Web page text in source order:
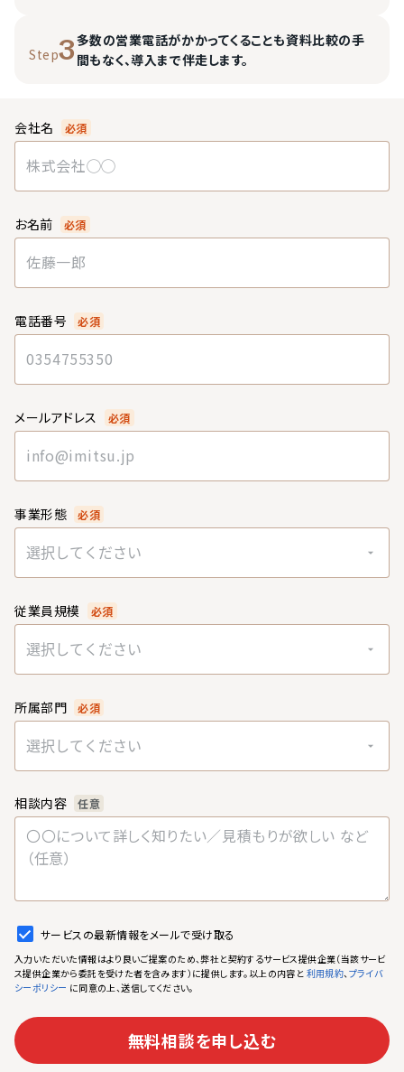
Step3多数の営業電話がかかってくることも資料比較の手
間もなく、導入まで伴走します。
会社名 必須
お名前 必須
電話番号 必須
メールアドレス 必須
事業形態 必須
選択してください
従業員規模 必須
選択してください
所属部門 必須
選択してください
相談内容 任意
サービスの最新情報をメールで受け取る
入力いただいた情報はより良いご提案のため、弊社と契約するサービス提供企業（当該サービ
ス提供企業から委託を受けた者を含みます）に提供します。以上の内容と 利用規約、プライバ
シーポリシー に同意の上、送信してください。
無料相談を申し込む